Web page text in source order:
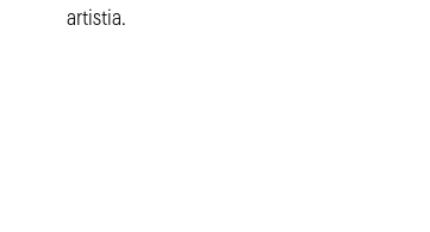
artistia.